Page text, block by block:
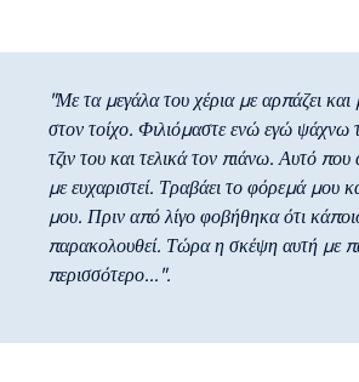
"Με τα μεγάλα του χέρια με αρπάζει και
στον τοίχο. Φιλιόμαστε ενώ εγώ ψάχνω
τζιν του και τελικά τον πιάνω. Αυτό που
με ευχαριστεί. Τραβάει το φόρεμά μου
μου. Πριν από λίγο φοβήθηκα ότι
παρακολουθεί. Τώρα η σκέψη αυτή με
περισσότερο...".